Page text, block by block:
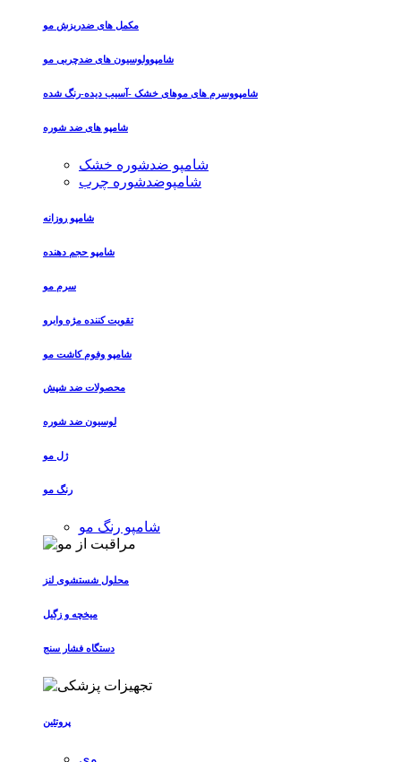
مکمل های ضدریزش مو
شامپوولوسیون های ضدچربی مو
شامپووسرم های موهای خشک -آسیب دیده-رنگ شده
شامپو های ضد شوره
شامپو ضدشوره خشک
شامپوضدشوره چرب
شامپو روزانه
شامپو حجم دهنده
سرم مو
تقویت کننده مژه وابرو
شامپو وفوم کاشت مو
محصولات ضد شپش
لوسیون ضد شوره
ژل مو
رنگ مو
شامپو رنگ مو
محلول شستشوی لنز
میخچه و زگیل
دستگاه فشار سنج
پروتئین